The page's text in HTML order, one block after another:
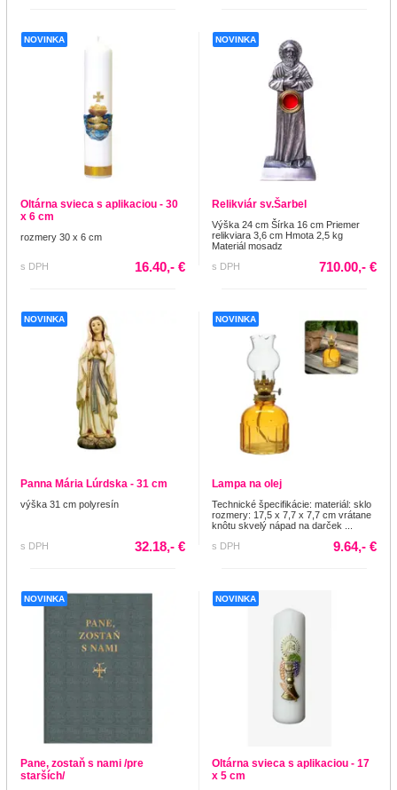
NOVINKA
Oltárna svieca s aplikaciou - 30
x 6 cm
rozmery 30 x 6 cm
s DPH 16.40,- €
NOVINKA
Relikviár sv.Šarbel
Výška 24 cm Šírka 16 cm Priemer
relikviara 3,6 cm Hmota 2,5 kg
Materiál mosadz
s DPH
710.00,- €
NOVINKA
Panna Mária Lúrdska - 31 cm
výška 31 cm polyresín
s DPH 32.18,- €
NOVINKA
Lampa na olej
Technické špecifikácie: materiál: sklo
rozmery: 17,5 x 7,7 x 7,7 cm vrátane
knôtu skvelý nápad na darček ...
s DPH
9.64,- €
NOVINKA
Pane, zostaň s nami /pre
starších/
NOVINKA
Oltárna svieca s aplikaciou - 17
x 5 cm